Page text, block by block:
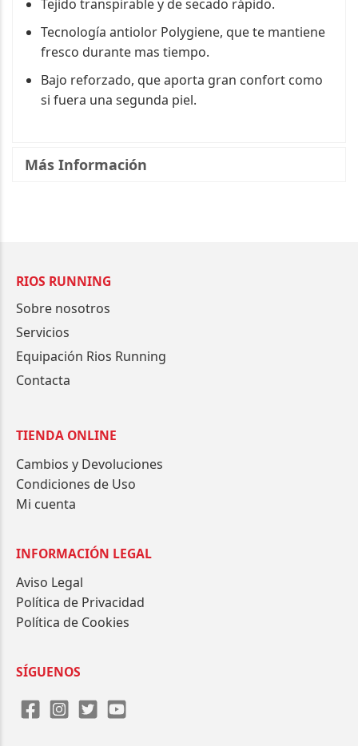
Tejido transpirable y de secado rápido.
Tecnología antiolor Polygiene, que te mantiene
fresco durante mas tiempo.
Bajo reforzado, que aporta gran confort como
si fuera una segunda piel.
Más Información
RIOS RUNNING
Sobre nosotros
Servicios
Equipación Rios Running
Contacta
TIENDA ONLINE
Cambios y Devoluciones
Condiciones de Uso
Mi cuenta
INFORMACIÓN LEGAL
Aviso Legal
Política de Privacidad
Política de Cookies
SÍGUENOS